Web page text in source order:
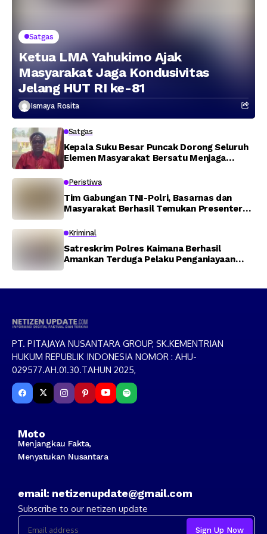
Satgas
Ketua LMA Yahukimo Ajak
Masyarakat Jaga Kondusivitas
Jelang HUT RI ke-81
Ismaya Rosita
Satgas
Kepala Suku Besar Puncak Dorong Seluruh
Elemen Masyarakat Bersatu Menjaga
Peristiwa
Tim Gabungan TNI-Polri, Basarnas dan
Masyarakat Berhasil Temukan Presenter
Memti
Kriminal
Satreskrim Polres Kaimana Berhasil
Amankan Terduga Pelaku Penganiayaan
PT. PITAJAYA NUSANTARA GROUP, SK.KEMENTRIAN
HUKUM REPUBLIK INDONESIA NOMOR : AHU-
029577.AH.01.30.TAHUN 2025,
Moto
Menjangkau Fakta,
Menyatukan Nusantara
email: netizenupdate@gmail.com
Subscribe to our netizen update